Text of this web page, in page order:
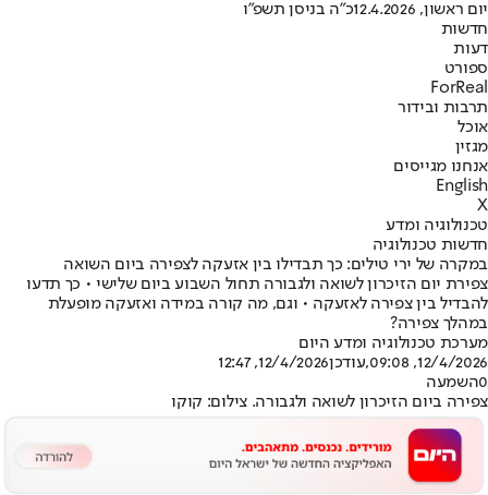
יום ראשון, 12.4.2026
כ"ה בניסן תשפ"ו
חדשות
דעות
ספורט
ForReal
תרבות ובידור
אוכל
מגזין
אנחנו מגייסים
English
X
טכנולוגיה ומדע
חדשות טכנולוגיה
במקרה של ירי טילים: כך תבדילו בין אזעקה לצפירה ביום השואה
צפירת יום הזיכרון לשואה ולגבורה תחול השבוע ביום שלישי • כך תדעו
להבדיל בין צפירה לאזעקה • וגם, מה קורה במידה ואזעקה מופעלת
במהלך צפירה?
מערכת טכנולוגיה ומדע היום
12/4/2026, 09:08
,עודכן12/4/2026, 12:47
0השמעה
צפירה ביום הזיכרון לשואה ולגבורה. צילום: קוקו